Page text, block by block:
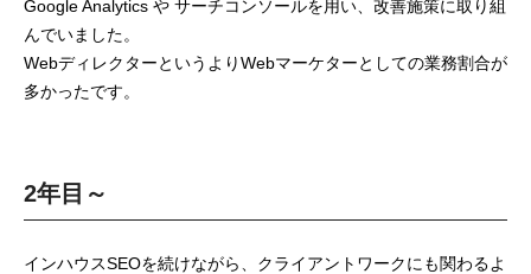
Google Analytics や サーチコンソールを用い、改善施策に取り組
んでいました。
WebディレクターというよりWebマーケターとしての業務割合が
多かったです。
2年目～
インハウスSEOを続けながら、クライアントワークにも関わるよ